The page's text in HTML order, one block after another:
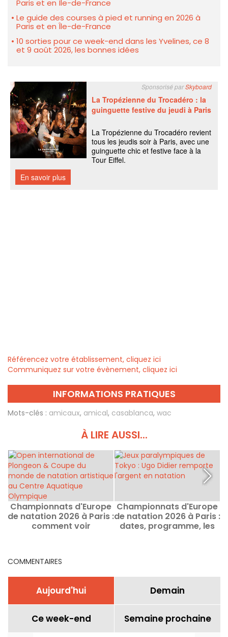
Paris et en Île-de-France
Le guide des courses à pied et running en 2026 à
Paris et en Île-de-France
10 sorties pour ce week-end dans les Yvelines, ce 8
et 9 août 2026, les bonnes idées
Référencez votre établissement, cliquez ici
Communiquez sur votre évènement, cliquez ici
INFORMATIONS PRATIQUES
Mots-clés : amicaux, amical, casablanca, wac
À LIRE AUSSI...
Championnats d'Europe
de natation 2026 à Paris :
comment voir
Championnats d'Europe
de natation 2026 à Paris :
dates, programme, les
COMMENTAIRES
Aujourd'hui Demain
Ce week-end Semaine prochaine